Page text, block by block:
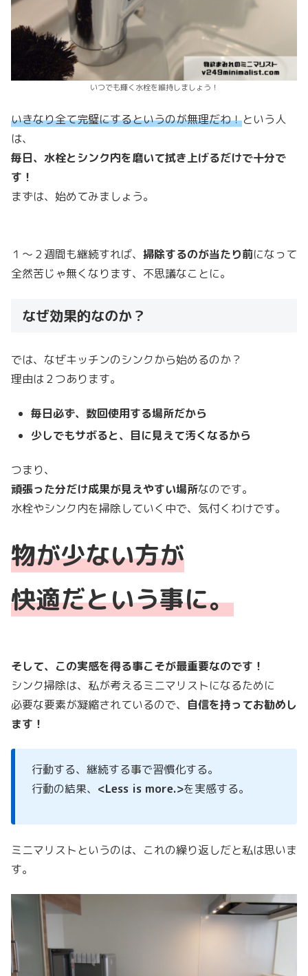
いつでも輝く水栓を維持しましょう！
いきなり全て完璧にするというのが無理だわ！という人
は、
毎日、水栓とシンク内を磨いて拭き上げるだけで十分で
す！
まずは、始めてみましょう。
１〜２週間も継続すれば、 掃除するのが当たり前になって
全然苦じゃ無くなります、不思議なことに。
なぜ効果的なのか？
では、なぜキッチンのシンクから始めるのか？
理由は２つあります。
毎日必ず、数回使用する場所だから
少しでもサボると、目に見えて汚くなるから
つまり、
頑張った分だけ成果が見えやすい場所なのです。
水栓やシンク内を掃除していく中で、気付くわけです。
物が少ない方が
快適だという事に。
そして、この実感を得る事こそが最重要なのです！
シンク掃除は、私が考えるミニマリストになるために
必要な要素が凝縮されているので、 自信を持ってお勧めし
ます！
行動する、継続する事で習慣化する。
行動の結果、 <Less is more.>を実感する。
ミニマリストというのは、これの繰り返しだと私は思いま
す。